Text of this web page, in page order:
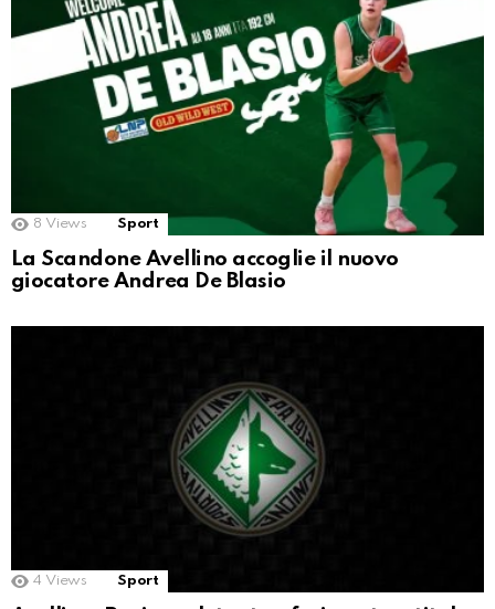
8 Views Sport
La Scandone Avellino accoglie il nuovo
giocatore Andrea De Blasio
4 Views Sport